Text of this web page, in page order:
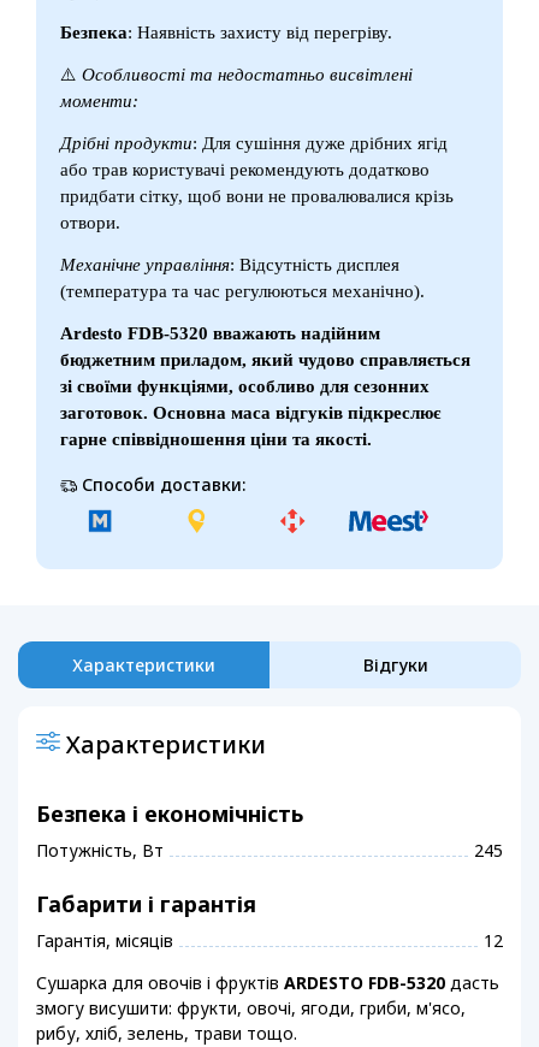
Безпека: Наявність захисту від перегріву.
⚠️ Особливості та недостатньо висвітлені
моменти:
Дрібні продукти: Для сушіння дуже дрібних ягід
або трав користувачі рекомендують додатково
придбати сітку, щоб вони не провалювалися крізь
отвори.
Механічне управління: Відсутність дисплея
(температура та час регулюються механічно).
Ardesto FDB-5320 вважають надійним
бюджетним приладом, який чудово справляється
зі своїми функціями, особливо для сезонних
заготовок. Основна маса відгуків підкреслює
гарне співвідношення ціни та якості.
Способи доставки:
Характеристики Відгуки
Характеристики
Безпека і економічність
Потужність, Вт 245
Габарити і гарантія
Гарантія, місяців
12
Сушарка для овочів і фруктів ARDESTO FDB-5320 дасть
змогу висушити: фрукти, овочі, ягоди, гриби, м'ясо,
рибу, хліб, зелень, трави тощо.